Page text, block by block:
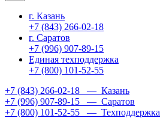
г. Казань
+7 (843) 266-02-18
г. Саратов
+7 (996) 907-89-15
Единая техподдержка
+7 (800) 101-52-55
+7 (843) 266-02-18 — Казань
+7 (996) 907-89-15 — Саратов
+7 (800) 101-52-55 — Техподдержка